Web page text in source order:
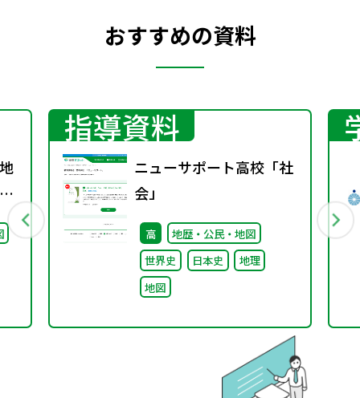
おすすめの資料
指導資料
ニューサポート高校「社
会」
高
地歴・公民・地図
世界史
日本史
地理
地図